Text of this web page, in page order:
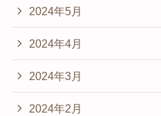
2024年5月
2024年4月
2024年3月
2024年2月